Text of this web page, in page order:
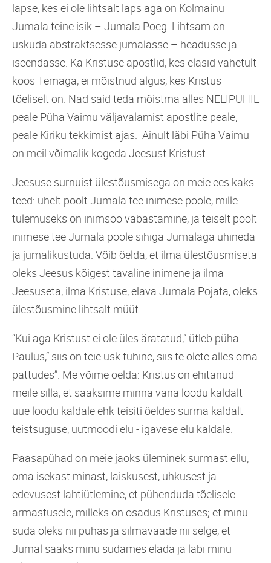
lapse, kes ei ole lihtsalt laps aga on Kolmainu
Jumala teine isik – Jumala Poeg. Lihtsam on
uskuda abstraktsesse jumalasse – headusse ja
iseendasse. Ka Kristuse apostlid, kes elasid vahetult
koos Temaga, ei mõistnud algus, kes Kristus
tõeliselt on. Nad said teda mõistma alles NELIPÜHIL
peale Püha Vaimu väljavalamist apostlite peale,
peale Kiriku tekkimist ajas. Ainult läbi Püha Vaimu
on meil võimalik kogeda Jeesust Kristust.
Jeesuse surnuist ülestõusmisega on meie ees kaks
teed: ühelt poolt Jumala tee inimese poole, mille
tulemuseks on inimsoo vabastamine, ja teiselt poolt
inimese tee Jumala poole sihiga Jumalaga ühineda
ja jumalikustuda. Võib öelda, et ilma ülestõusmiseta
oleks Jeesus kõigest tavaline inimene ja ilma
Jeesuseta, ilma Kristuse, elava Jumala Pojata, oleks
ülestõusmine lihtsalt müüt.
“Kui aga Kristust ei ole üles äratatud,” ütleb püha
Paulus,“ siis on teie usk tühine, siis te olete alles oma
pattudes”. Me võime öelda: Kristus on ehitanud
meile silla, et saaksime minna vana loodu kaldalt
uue loodu kaldale ehk teisiti öeldes surma kaldalt
teistsuguse, uutmoodi elu - igavese elu kaldale.
Paasapühad on meie jaoks üleminek surmast ellu;
oma isekast minast, laiskusest, uhkusest ja
edevusest lahtiütlemine, et pühenduda tõelisele
armastusele, milleks on osadus Kristuses; et minu
süda oleks nii puhas ja silmavaade nii selge, et
Jumal saaks minu südames elada ja läbi minu